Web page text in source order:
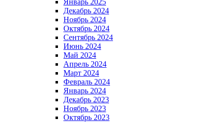
Январь 2025
Декабрь 2024
Ноябрь 2024
Октябрь 2024
Сентябрь 2024
Июнь 2024
Май 2024
Апрель 2024
Март 2024
Февраль 2024
Январь 2024
Декабрь 2023
Ноябрь 2023
Октябрь 2023